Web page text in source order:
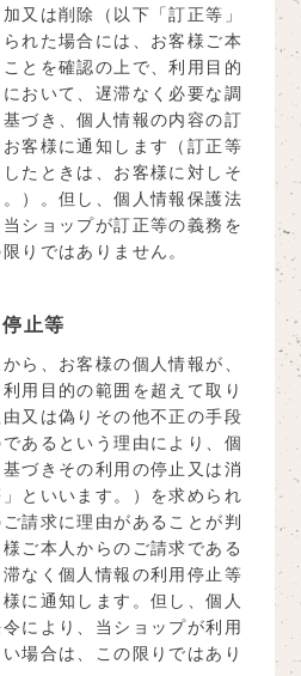
又は削除（以下「訂正等」
れた場合には、お客様ご本
とを確認の上で、利用目的
おいて、遅滞なく必要な調
づき、個人情報の内容の訂
客様に通知します（訂正等
たときは、お客様に対しそ
）。但し、個人情報保護法
ショップが訂正等の義務を
りではありません。
止等
ら、お客様の個人情報が、
用目的の範囲を超えて取り
又は偽りその他不正の手段
あるという理由により、個
づきその利用の停止又は消
といいます。）を求められ
請求に理由があることが判
ご本人からのご請求である
なく個人情報の利用停止等
に通知します。但し、個人
により、当ショップが利用
場合は、この限りではあり